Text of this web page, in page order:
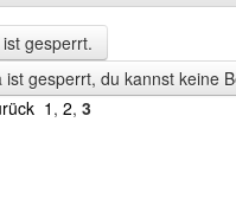
gesperrt.
ist gesperrt, du kannst keine
1 , 2, 3